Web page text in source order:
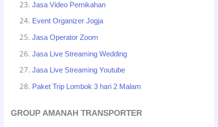
Jasa Video Pernikahan
Event Organizer Jogja
Jasa Operator Zoom
Jasa Live Streaming Wedding
Jasa Live Streaming Youtube
Paket Trip Lombok 3 hari 2 Malam
GROUP AMANAH TRANSPORTER